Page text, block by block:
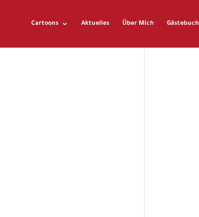
Cartoons Aktuelles Über Mich Gästebuch